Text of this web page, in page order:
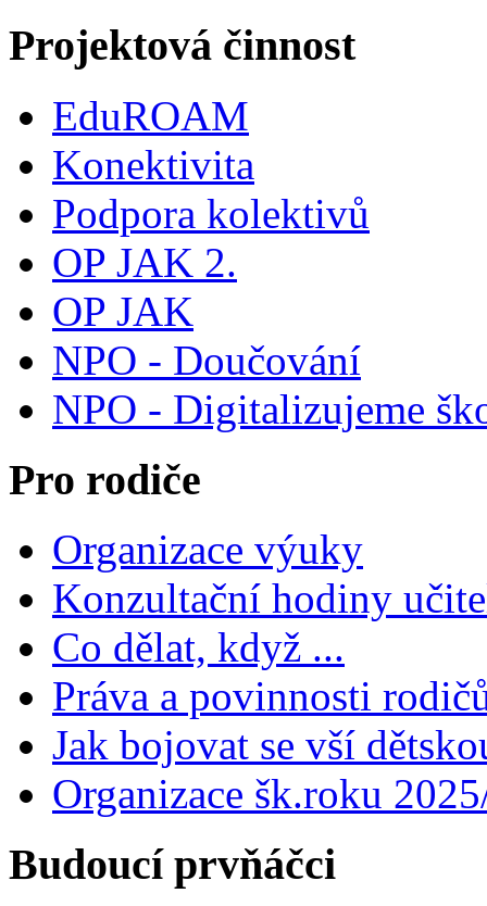
Projektová činnost
EduROAM
Konektivita
Podpora kolektivů
OP JAK 2.
OP JAK
NPO - Doučování
NPO - Digitalizujeme
Pro rodiče
Organizace výuky
Konzultační hodiny
Co dělat, když ...
Práva a povinnosti
Jak bojovat se vší
Organizace šk.roku
Budoucí prvňáčci